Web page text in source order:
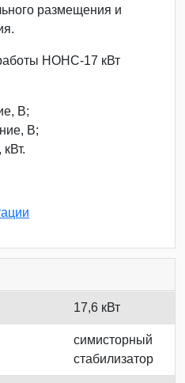
размещения и
НОНС-17 кВт
В;
В;
17,6 кВт
симисторный
стабилизатор